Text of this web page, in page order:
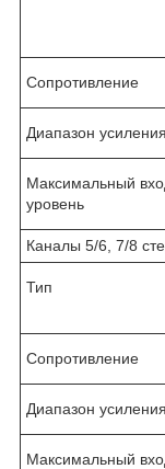
Сопротивление
Диапазон усиления
Максимальный
уровень
Каналы 5/6, 7/8
Тип
Сопротивление
Диапазон усиления
Максимальный